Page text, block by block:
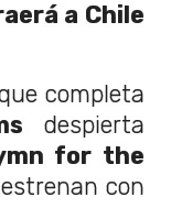
a Chile
completa
despierta
for the
con